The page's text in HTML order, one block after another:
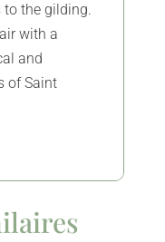
to the gilding.
with a
and
of Saint